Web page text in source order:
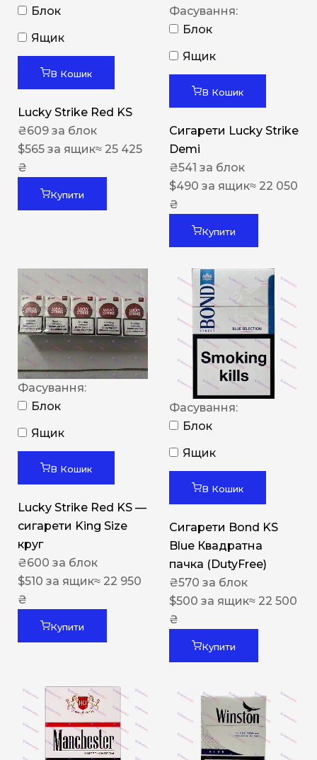
Блок
Ящик
В Кошик
Lucky Strike Red KS
₴609 за блок
$565 за ящик≈ 25 425
₴
Купити
Фасування:
Блок
Ящик
В Кошик
Сигарети Lucky Strike
Demi
₴541 за блок
$490 за ящик≈ 22 050
₴
Купити
Фасування:
Блок
Ящик
В Кошик
Lucky Strike Red KS —
сигарети King Size
круг
₴600 за блок
$510 за ящик≈ 22 950
₴
Купити
Фасування:
Блок
Ящик
В Кошик
Сигарети Bond KS
Blue Квадратна
пачка (DutyFree)
₴570 за блок
$500 за ящик≈ 22 500
₴
Купити